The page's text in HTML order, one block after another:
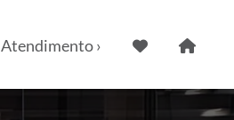
Atendimento ›